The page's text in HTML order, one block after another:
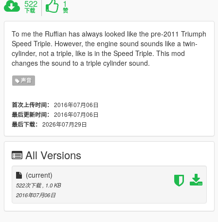
522
下载
1
赞
To me the Ruffian has always looked like the pre-2011 Triumph
Speed Triple. However, the engine sound sounds like a twin-
cylinder, not a triple, like is in the Speed Triple. This mod
changes the sound to a triple cylinder sound.
声音
首次上传时间： 2016年07月06日
最后更新时间： 2016年07月06日
最后下载： 2026年07月29日
All Versions
(current)
522次下载 , 1.0 KB
2016年07月06日